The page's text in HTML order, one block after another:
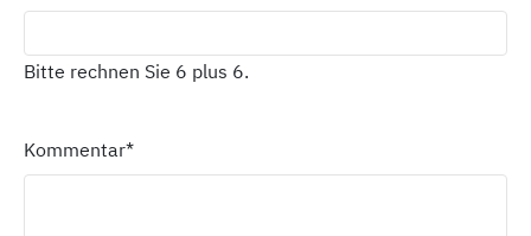
Bitte rechnen Sie 6 plus 6.
Kommentar*